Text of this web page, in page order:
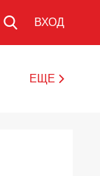
ВХОД
ЕЩЕ